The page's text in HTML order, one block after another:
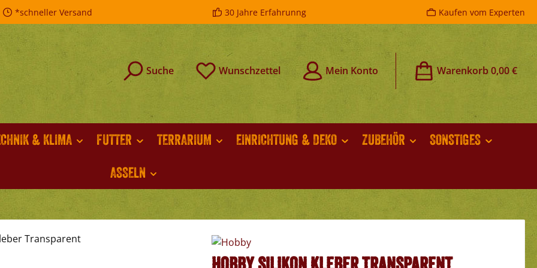
*schneller Versand 30 Jahre Erfahrunng Kaufen vom Experten
Suche Wunschzettel Mein Konto Warenkorb0,00 €
& KLIMA FUTTER TERRARIUM EINRICHTUNG & DEKO ZUBEHÖR
SONSTIGES
ASSELN